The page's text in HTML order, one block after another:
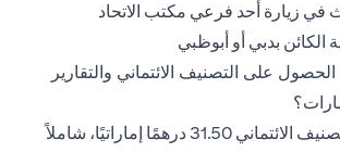
في زيارة أحد فرعي مكتب الاتحاد
الكائن بدبي أو أبوظبي
على التصنيف الائتماني والتقارير
تبلغ تكلفة تقرير التصنيف الائتماني 31.50 درهمًا إماراتيًا، شاملاً